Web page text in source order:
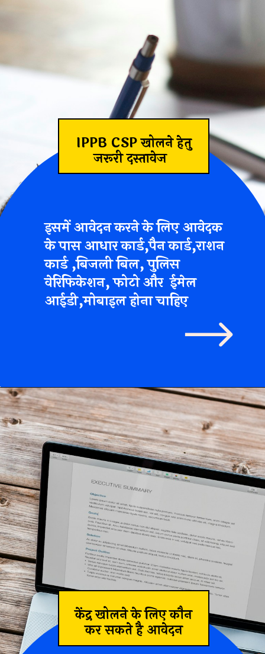
IPPB CSP खोलने हेतु
जरूरी दस्तावेज
इसमें आवेदन करने के लिए आवेदक
के पास आधार कार्ड,पैन कार्ड,राशन
कार्ड ,बिजली बिल, पुलिस
वेरिफिकेशन, फोटो और ईमेल
आईडी,मोबाइल होना चाहिए
केंद्र खोलने के लिए कौन
कर सकते है आवेदन